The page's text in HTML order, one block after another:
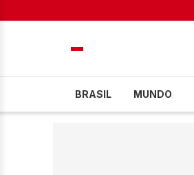
BRASIL MUNDO